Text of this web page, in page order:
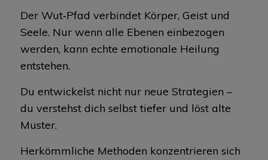
Der Wut‑Pfad verbindet Körper, Geist und
Seele. Nur wenn alle Ebenen einbezogen
werden, kann echte emotionale Heilung
entstehen.
Du entwickelst nicht nur neue Strategien –
du verstehst dich selbst tiefer und löst alte
Muster.
Herkömmliche Methoden konzentrieren sich